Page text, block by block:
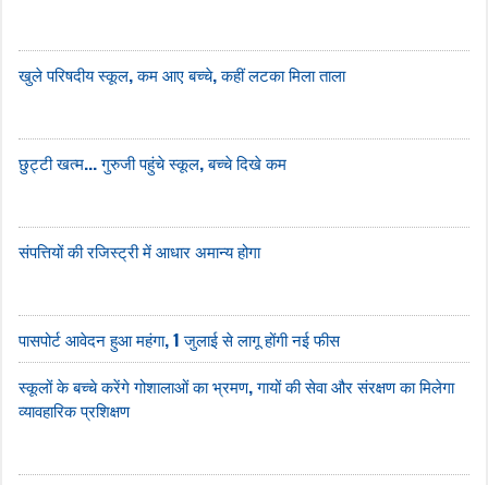
खुले परिषदीय स्कूल, कम आए बच्चे, कहीं लटका मिला ताला
छुट्टी खत्म... गुरुजी पहुंचे स्कूल, बच्चे दिखे कम
संपत्तियों की रजिस्ट्री में आधार अमान्य होगा
पासपोर्ट आवेदन हुआ महंगा, 1 जुलाई से लागू होंगी नई फीस
स्कूलों के बच्चे करेंगे गोशालाओं का भ्रमण, गायों की सेवा और संरक्षण का मिलेगा
व्यावहारिक प्रशिक्षण